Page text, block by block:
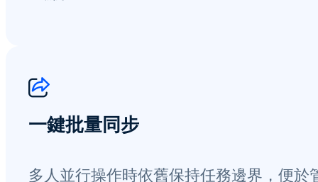
一鍵批量同步
多人並行操作時依舊保持任務邊界，便於